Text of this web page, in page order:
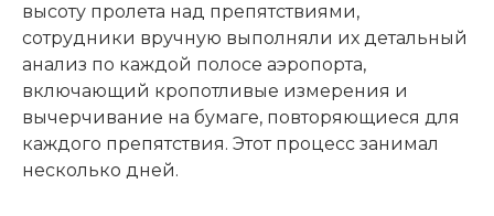
высоту пролета над препятствиями,
сотрудники вручную выполняли их детальный
анализ по каждой полосе аэропорта,
включающий кропотливые измерения и
вычерчивание на бумаге, повторяющиеся для
каждого препятствия. Этот процесс занимал
несколько дней.